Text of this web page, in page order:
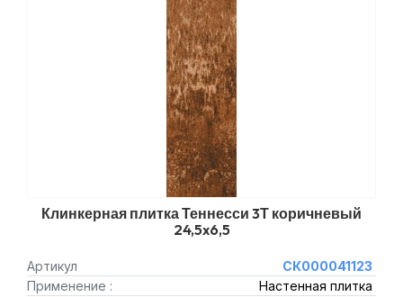
Клинкерная плитка Теннесси 3Т коричневый
24,5x6,5
Артикул
СК000041123
Применение :
Настенная плитка